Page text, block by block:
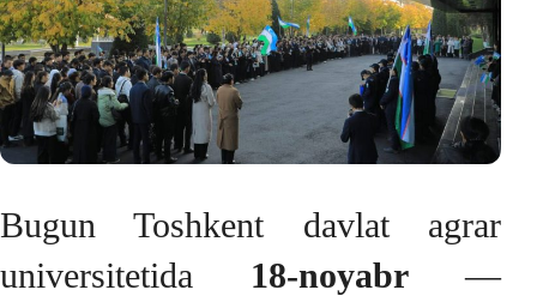
Bugun Toshkent davlat agrar
universitetida 18-noyabr—